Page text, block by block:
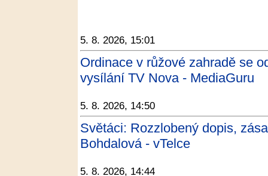
5. 8. 2026, 15:01
Ordinace v růžové zahradě se
vysílání TV Nova - MediaGuru
5. 8. 2026, 14:50
Světáci: Rozzlobený dopis,
Bohdalová - vTelce
5. 8. 2026, 14:44